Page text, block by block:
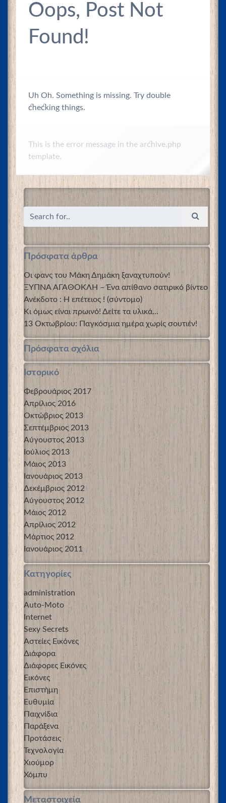
Oops, Post Not
Found!
Uh Oh. Something is missing. Try double
checking things.
This is the error message in the archive.php
template.
Πρόσφατα άρθρα
Οι φανς του Μάκη Δημάκη ξαναχτυπούν!
ΞΥΠΝΑ ΑΓΑΘΟΚΛΗ – Ένα απίθανο σατιρικό βίντεο
Ανέκδοτο : Η επέτειος ! (σύντομο)
Κι όμως είναι πρωινό! Δείτε τα υλικά…
13 Οκτωβρίου: Παγκόσμια ημέρα χωρίς σουτιέν!
Πρόσφατα σχόλια
Ιστορικό
Φεβρουάριος 2017
Απρίλιος 2016
Οκτώβριος 2013
Σεπτέμβριος 2013
Αύγουστος 2013
Ιούλιος 2013
Μάιος 2013
Ιανουάριος 2013
Δεκέμβριος 2012
Αύγουστος 2012
Μάιος 2012
Απρίλιος 2012
Μάρτιος 2012
Ιανουάριος 2011
Kατηγορίες
administration
Auto-Moto
Internet
Sexy Secrets
Αστείες Εικόνες
Διάφορα
Διάφορες Εικόνες
Εικόνες
Επιστήμη
Ευθυμία
Παιχνίδια
Παράξενα
Προτάσεις
Τεχνολογία
Χιούμορ
Χόμπυ
Μεταστοιχεία